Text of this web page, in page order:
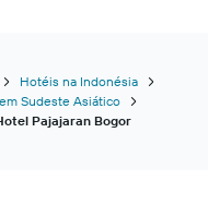
Hotéis na Indonésia
Sudeste Asiático
Pajajaran Bogor